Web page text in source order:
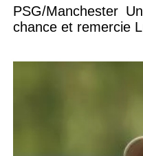
PSG/Manchester
chance et remercie